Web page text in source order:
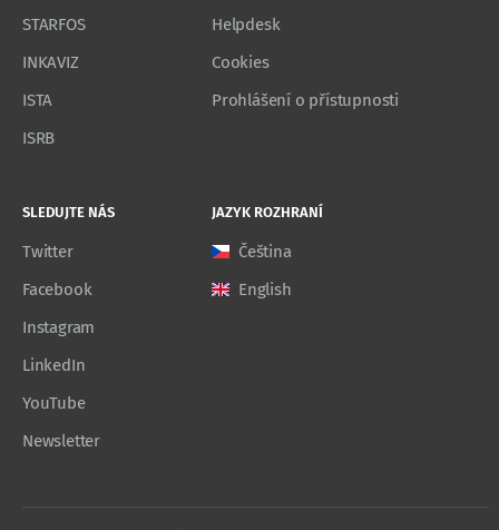
STARFOS
INKAVIZ
ISTA
ISRB
Helpdesk
Cookies
Prohlášení o přístupnosti
SLEDUJTE NÁS
Twitter
Facebook
Instagram
LinkedIn
YouTube
Newsletter
JAZYK ROZHRANÍ
Čeština
English